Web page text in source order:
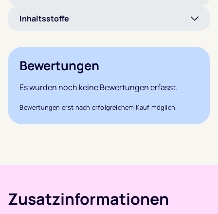
Inhaltsstoffe
Bewertungen
Es wurden noch keine Bewertungen erfasst.
Bewertungen erst nach erfolgreichem Kauf möglich.
Zusatzinformationen